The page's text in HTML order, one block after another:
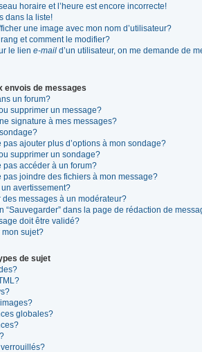
horaire et l’heure est encore incorrecte!
dans la liste!
une image avec mon nom d’utilisateur?
et comment le modifier?
le lien e-mail d’un utilisateur, on me demande de
envois de messages
un forum?
supprimer un message?
signature à mes messages?
ajouter plus d’options à mon sondage?
supprimer un sondage?
pas accéder à un forum?
pas joindre des fichiers à mon message?
avertissement?
des messages à un modérateur?
“Sauvegarder” dans la page de rédaction de
doit être validé?
mon sujet?
de sujet
globales?